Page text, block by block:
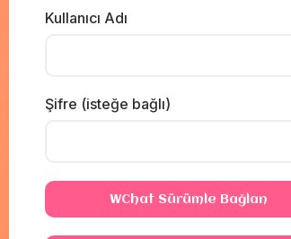
Kullanıcı Adı
Şifre (isteğe bağlı)
WChat Sürümle Bağlan